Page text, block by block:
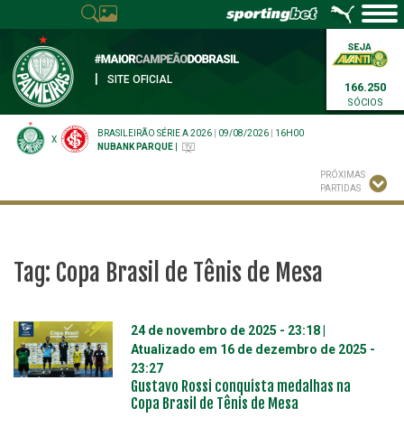
SITE OFICIAL
166.250
SÓCIOS
X
BRASILEIRÃO SÉRIE A 2026 09/08/2026
16H00
NUBANK PARQUE
PRÓXIMAS
PARTIDAS
Tag: Copa Brasil de Tênis de Mesa
24 de novembro de 2025 - 23:18
Atualizado em 16 de dezembro de 2025 -
23:27
Gustavo Rossi conquista medalhas na
Copa Brasil de Tênis de Mesa